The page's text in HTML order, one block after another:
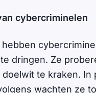
cybercriminelen
dringen. Ze
te kraken.
wachten ze